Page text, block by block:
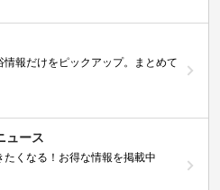
情報だけをピックアップ。まとめて
ュース
たくなる！お得な情報を掲載中